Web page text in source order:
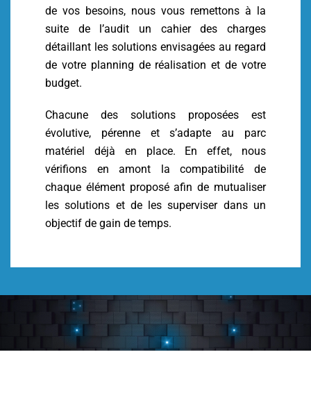
de vos besoins, nous vous remettons à la
suite de l’audit un cahier des charges
détaillant les solutions envisagées au regard
de votre planning de réalisation et de votre
budget.
Chacune des solutions proposées est
évolutive, pérenne et s’adapte au parc
matériel déjà en place. En effet, nous
vérifions en amont la compatibilité de
chaque élément proposé afin de mutualiser
les solutions et de les superviser dans un
objectif de gain de temps.